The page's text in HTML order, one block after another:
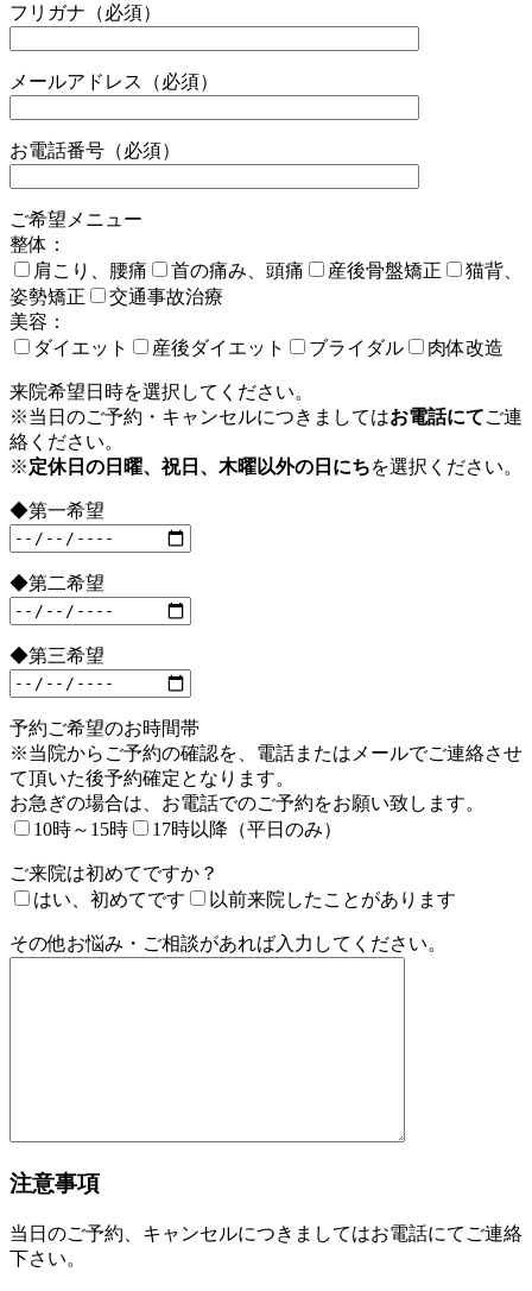
フリガナ（必須）
メールアドレス（必須）
お電話番号（必須）
ご希望メニュー
整体：
肩こり、腰痛
首の痛み、頭痛 産後骨盤矯正
猫背、
姿勢矯正
交通事故治療
美容：
ダイエット
産後ダイエット ブライダル 肉体改造
来院希望日時を選択してください。
※当日のご予約・キャンセルにつきましてはお電話にてご連
絡ください。
※定休日の日曜、祝日、木曜以外の日にちを選択ください。
◆第一希望
◆第二希望
◆第三希望
予約ご希望のお時間帯
※当院からご予約の確認を、電話またはメールでご連絡させ
て頂いた後予約確定となります。
お急ぎの場合は、お電話でのご予約をお願い致します。
10時～15時
17時以降（平日のみ）
ご来院は初めてですか？
はい、初めてです
以前来院したことがあります
その他お悩み・ご相談があれば入力してください。
注意事項
当日のご予約、キャンセルにつきましてはお電話にてご連絡
下さい。